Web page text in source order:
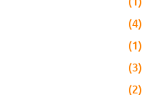
(4)
(1)
(3)
(2)